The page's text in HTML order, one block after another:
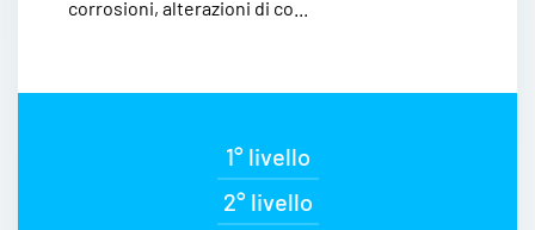
corrosioni, alterazioni di co...
1° livello
2° livello